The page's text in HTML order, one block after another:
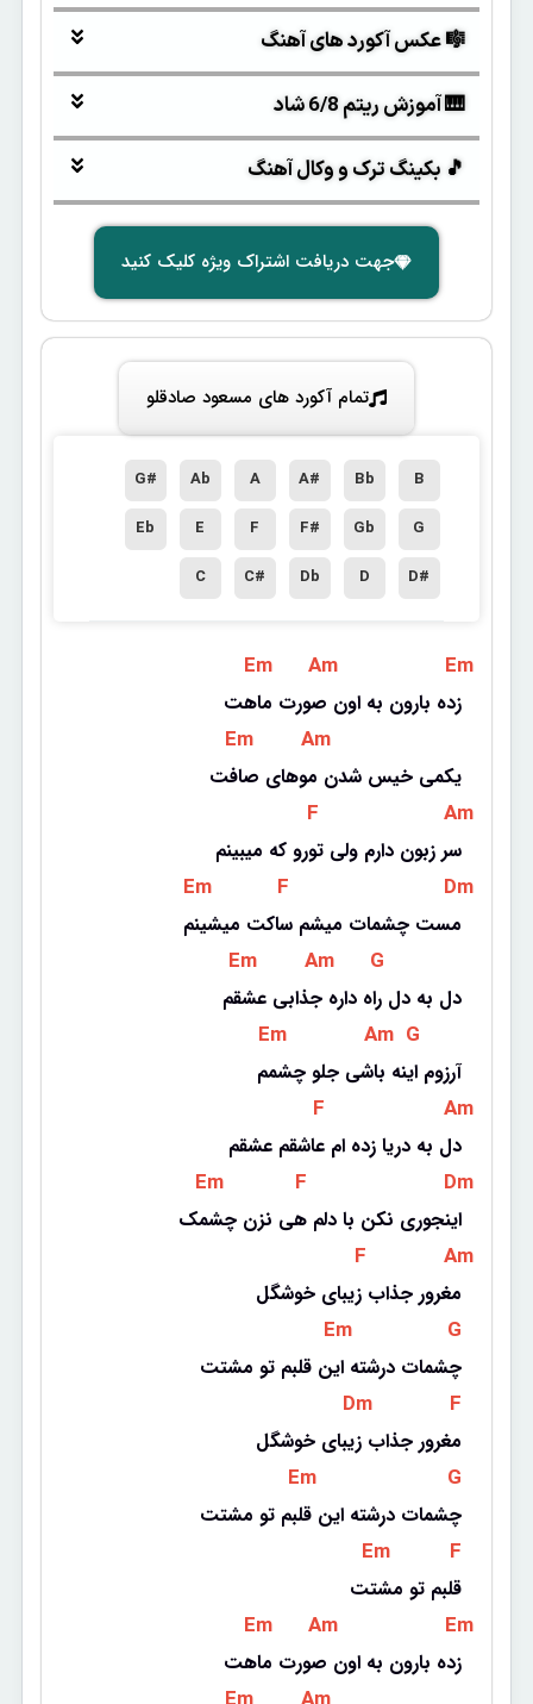
🎼 عکس آکورد های آهنگ
🎹 آموزش ریتم 6/8 شاد
🎵 بکینگ ترک و وکال آهنگ
جهت دریافت اشتراک ویژه کلیک کنید
تمام آکورد های مسعود صادقلو
B
Bb
A#
A
Ab
G#
G
Gb
F#
F
E
Eb
D#
D
Db
C#
C
Em Am Em
زده بارون به اون صورت ماهت
Em Am
یکمی خیس شدن موهای صافت
F Am
سر زبون دارم ولی تورو که میبینم
Em F Dm
مست چشمات میشم ساکت میشینم
Em Am G
دل به دل راه داره جذابی عشقم
Em Am G
آرزوم اینه باشی جلو چشمم
F Am
دل به دریا زده ام عاشقم عشقم
Em F Dm
اینجوری نکن با دلم هی نزن چشمک
F Am
مغرور جذاب زیبای خوشگل
Em G
چشمات درشته این قلبم تو مشتت
Dm F
مغرور جذاب زیبای خوشگل
Em G
چشمات درشته این قلبم تو مشتت
Em F
قلبم تو مشتت
Em Am Em
زده بارون به اون صورت ماهت